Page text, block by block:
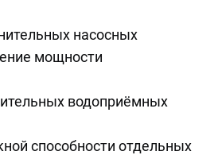
насосных
мощности
водоприёмных
способности отдельных